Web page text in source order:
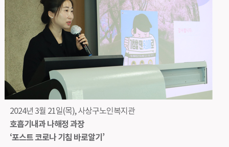
2024년 3월 21일(목), 사상구노인복지관
호흡기내과 나해정 과장
‘포스트 코로나 기침 바로알기’